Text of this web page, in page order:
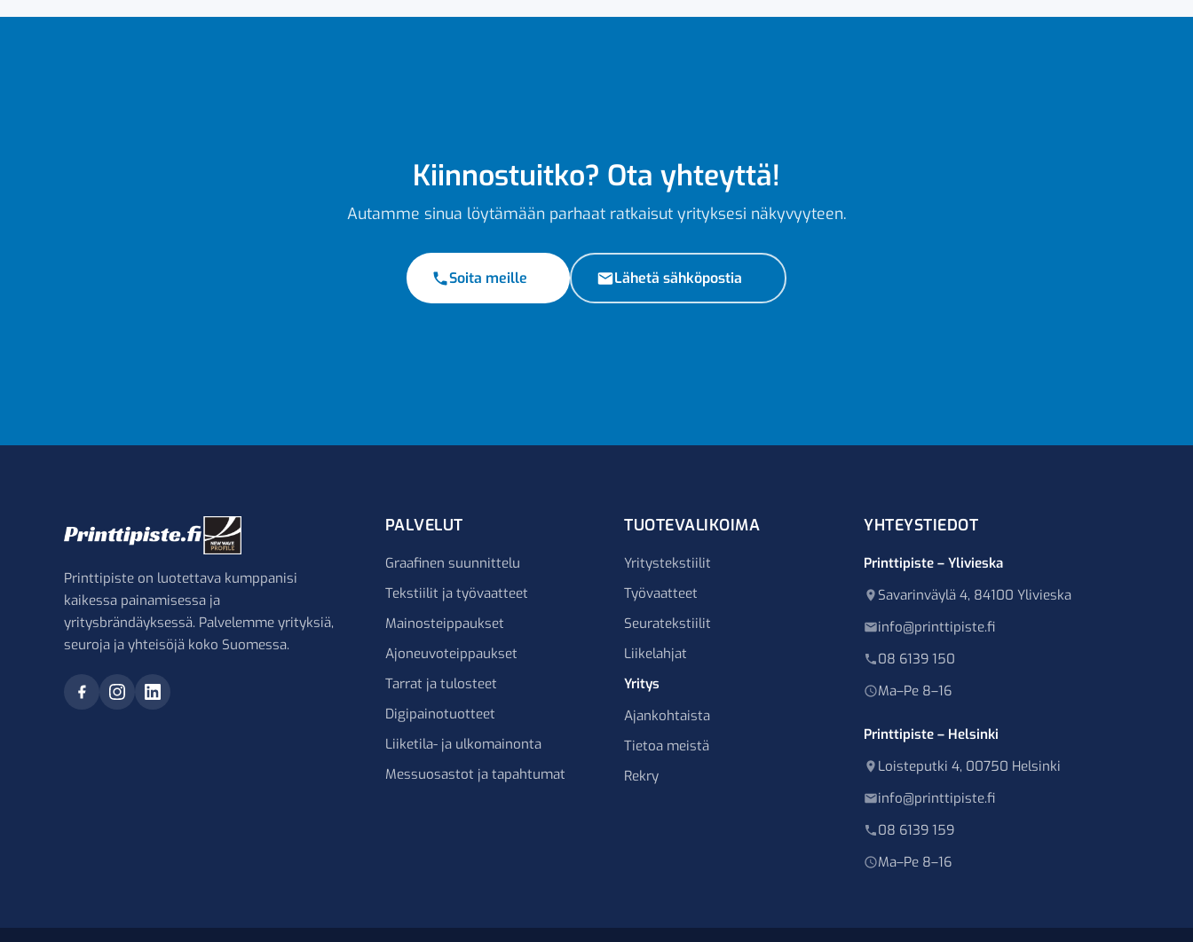
Kiinnostuitko? Ota yhteyttä!
Autamme sinua löytämään parhaat ratkaisut yrityksesi näkyvyyteen.
Soita meille Lähetä sähköpostia
Printtipiste on luotettava kumppanisi
kaikessa painamisessa ja
yritysbrändäyksessä. Palvelemme yrityksiä,
seuroja ja yhteisöjä koko Suomessa.
PALVELUT
Graafinen suunnittelu
Tekstiilit ja työvaatteet
Mainosteippaukset
Ajoneuvoteippaukset
Tarrat ja tulosteet
Digipainotuotteet
Liiketila- ja ulkomainonta
Messuosastot ja tapahtumat
TUOTEVALIKOIMA
Yritystekstiilit
Työvaatteet
Seuratekstiilit
Liikelahjat
Yritys
Ajankohtaista
Tietoa meistä
Rekry
YHTEYSTIEDOT
Printtipiste – Ylivieska
Savarinväylä 4, 84100 Ylivieska
info@printtipiste.fi
08 6139 150
Ma–Pe 8–16
Printtipiste – Helsinki
Loisteputki 4, 00750 Helsinki
info@printtipiste.fi
08 6139 159
Ma–Pe 8–16